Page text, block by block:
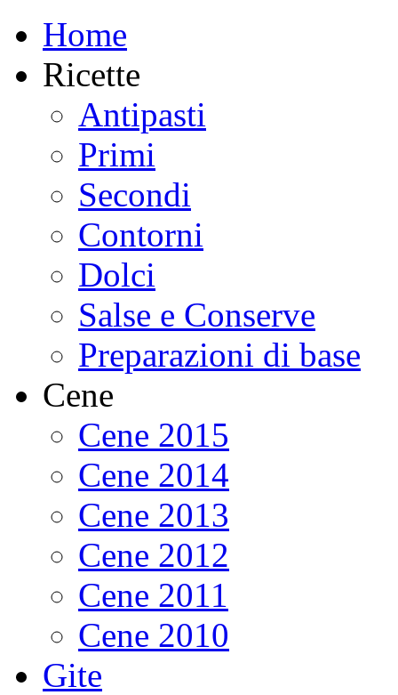
Home
Ricette
Antipasti
Primi
Secondi
Contorni
Dolci
Salse e Conserve
Preparazioni di base
Cene
Cene 2015
Cene 2014
Cene 2013
Cene 2012
Cene 2011
Cene 2010
Gite